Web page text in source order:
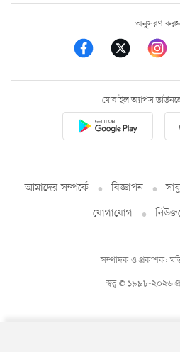
অনুসরণ
মোবাইল অ্যাপস
আমাদের সম্পর্কে বিজ্ঞাপন
যোগাযোগ
স্বত্ব © ১৯৯৮-২০২৬
সম্পাদক ও প্রকাশক: